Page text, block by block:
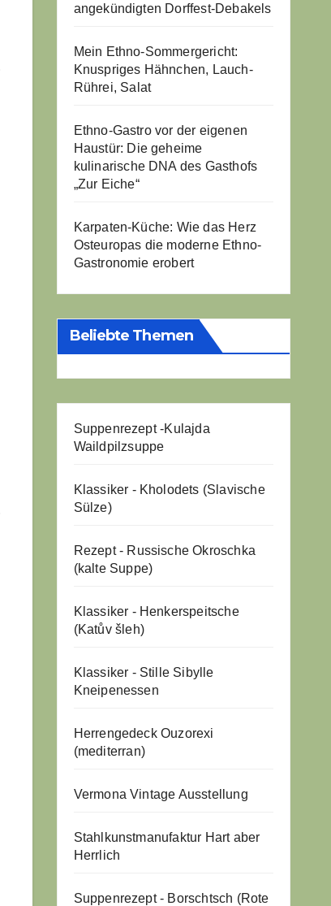
angekündigten Dorffest-Debakels
Mein Ethno-Sommergericht:
Knuspriges Hähnchen, Lauch-
Rührei, Salat
Ethno-Gastro vor der eigenen
Haustür: Die geheime
kulinarische DNA des Gasthofs
„Zur Eiche“
Karpaten-Küche: Wie das Herz
Osteuropas die moderne Ethno-
Gastronomie erobert
Beliebte Themen
Suppenrezept -Kulajda
Waildpilzsuppe
Klassiker - Kholodets (Slavische
Sülze)
Rezept - Russische Okroschka
(kalte Suppe)
Klassiker - Henkerspeitsche
(Katův šleh)
Klassiker - Stille Sibylle
Kneipenessen
Herrengedeck Ouzorexi
(mediterran)
Vermona Vintage Ausstellung
Stahlkunstmanufaktur Hart aber
Herrlich
Suppenrezept - Borschtsch (Rote